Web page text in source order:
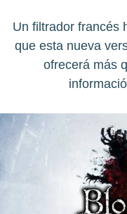
Un filtrador francés
que esta nueva
ofrecerá más